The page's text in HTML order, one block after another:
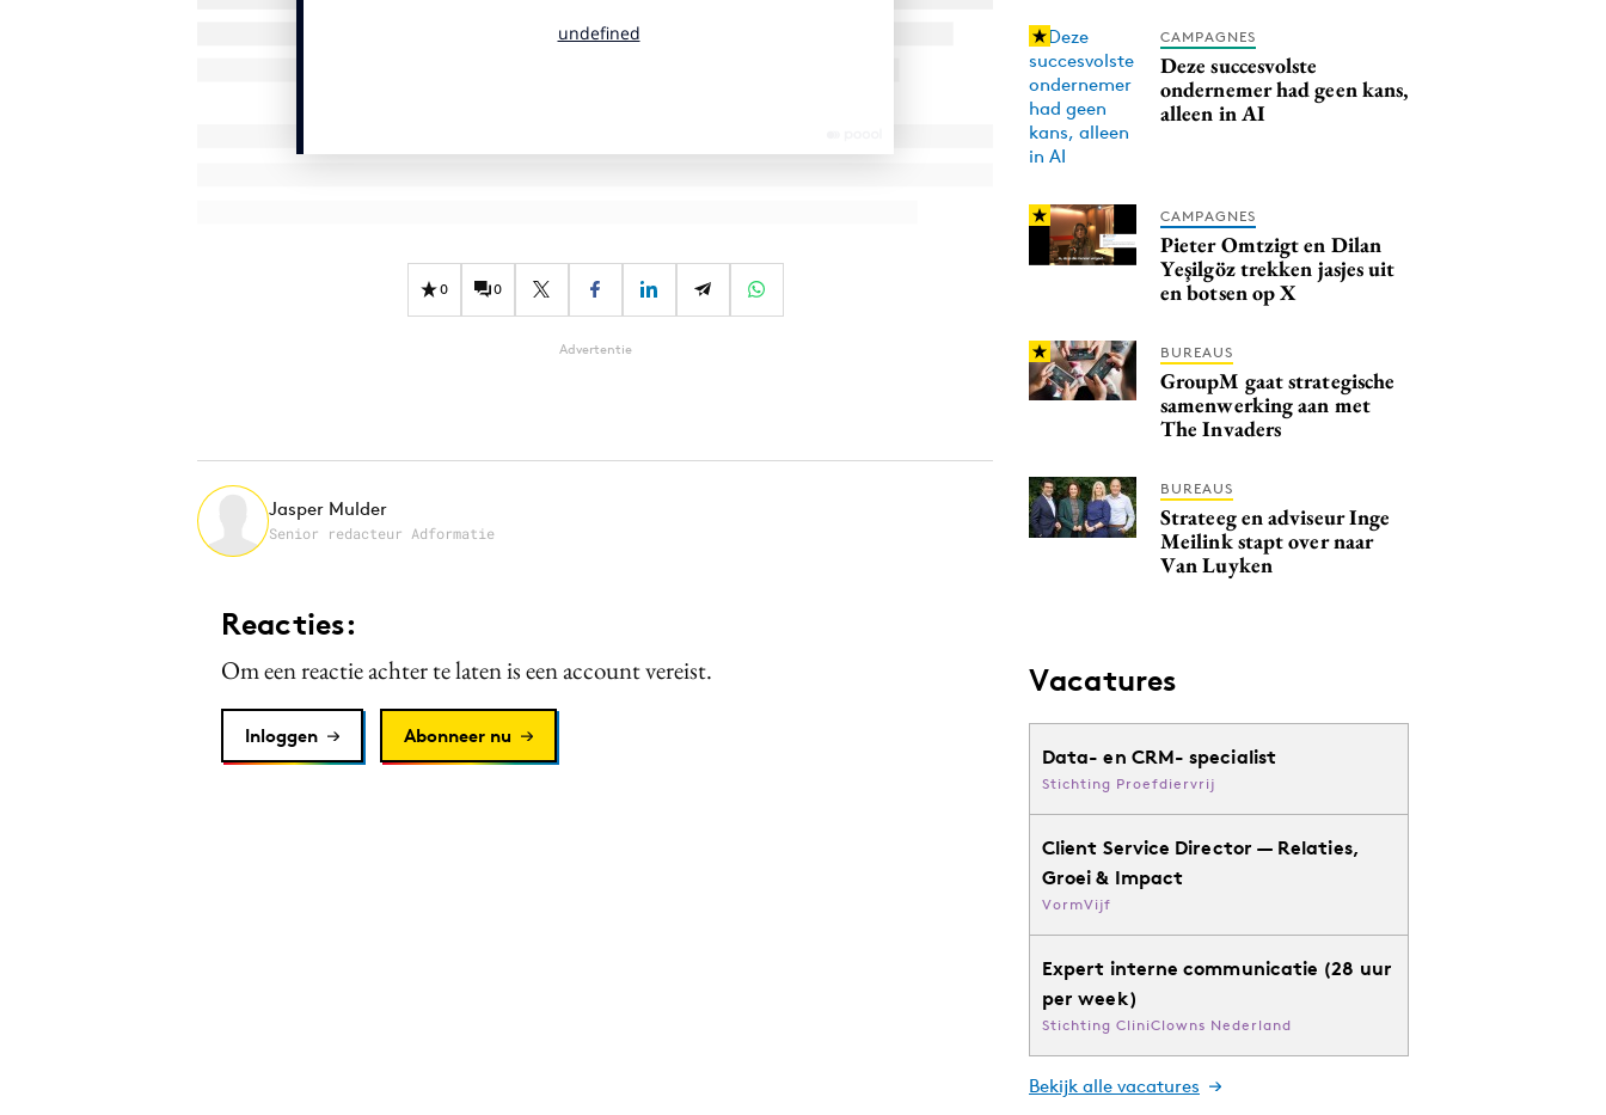
0 0
Advertentie
Jasper Mulder
Senior redacteur Adformatie
Reacties:
Om een reactie achter te laten is een account vereist.
Inloggen Abonneer nu
CAMPAGNES
Deze succesvolste
ondernemer had geen kans,
alleen in AI
CAMPAGNES
Pieter Omtzigt en Dilan
Yeşilgöz trekken jasjes uit
en botsen op X
BUREAUS
GroupM gaat strategische
samenwerking aan met
The Invaders
BUREAUS
Strateeg en adviseur Inge
Meilink stapt over naar
Van Luyken
Vacatures
Data- en CRM- specialist
Stichting Proefdiervrij
Client Service Director — Relaties,
Groei & Impact
VormVijf
Expert interne communicatie (28 uur
per week)
Stichting CliniClowns Nederland
Bekijk alle vacatures